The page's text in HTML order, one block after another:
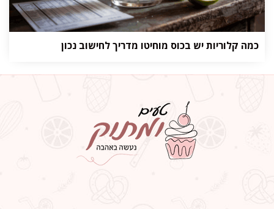
כמה קלוריות יש בכוס מוחיטו מדריך לחישוב נכון